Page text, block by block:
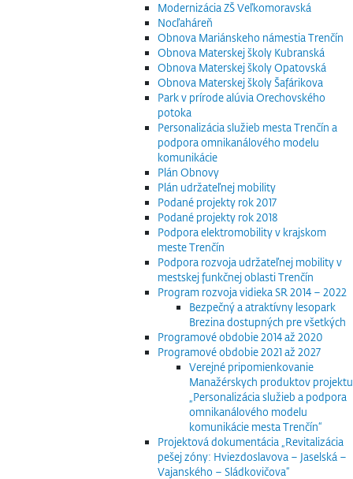
Modernizácia ZŠ Veľkomoravská
Nocľaháreň
Obnova Mariánskeho námestia Trenčín
Obnova Materskej školy Kubranská
Obnova Materskej školy Opatovská
Obnova Materskej školy Šafárikova
Park v prírode alúvia Orechovského
potoka
Personalizácia služieb mesta Trenčín a
podpora omnikanálového modelu
komunikácie
Plán Obnovy
Plán udržateľnej mobility
Podané projekty rok 2017
Podané projekty rok 2018
Podpora elektromobility v krajskom
meste Trenčín
Podpora rozvoja udržateľnej mobility v
mestskej funkčnej oblasti Trenčín
Program rozvoja vidieka SR 2014 – 2022
Bezpečný a atraktívny lesopark
Brezina dostupných pre všetkých
Programové obdobie 2014 až 2020
Programové obdobie 2021 až 2027
Verejné pripomienkovanie
Manažérskych produktov projektu
„Personalizácia služieb a podpora
omnikanálového modelu
komunikácie mesta Trenčín“
Projektová dokumentácia „Revitalizácia
pešej zóny: Hviezdoslavova – Jaselská –
Vajanského – Sládkovičova“